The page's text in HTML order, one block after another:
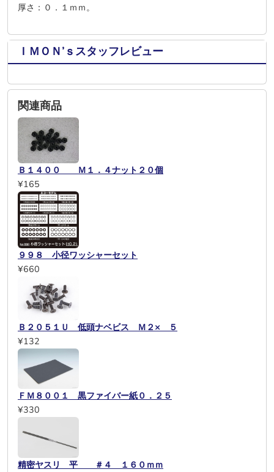
厚さ：０．１ｍｍ。
ＩＭＯＮ’ｓスタッフレビュー
関連商品
Ｂ１４００ Ｍ１．４ナット２０個
¥165
９９８ 小径ワッシャーセット
¥660
Ｂ２０５１Ｕ 低頭ナベビス Ｍ２× ５
¥132
ＦＭ８００１ 黒ファイバー紙０．２５
¥330
精密ヤスリ 平 ＃４ １６０ｍｍ